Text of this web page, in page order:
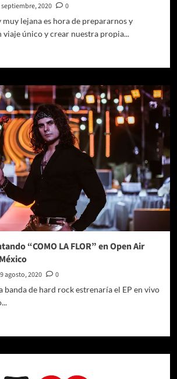
septiembre, 2020
0
muy lejana es hora de prepararnos y
viaje único y crear nuestra propia...
“COMO LA FLOR” en Open Air
agosto, 2020
0
banda de hard rock estrenaría el EP en vivo